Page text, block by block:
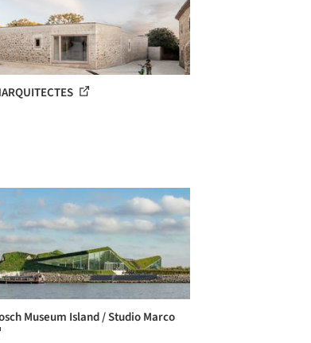
Museum Island / Studio Marco